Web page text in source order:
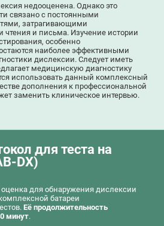
недооценена. Однако это
связано с постоянными
затрагивающими
чтения и письма. Изучение истории
особенно
наиболее эффективными
дислексии. Следует иметь
медицинскую диагностику
использовать данный комплексный
дополнения к профессиональной
заменить клиническое интервью.
для теста на
DX)
для обнаружения дислексии
батареи
Её продолжительность
минут.